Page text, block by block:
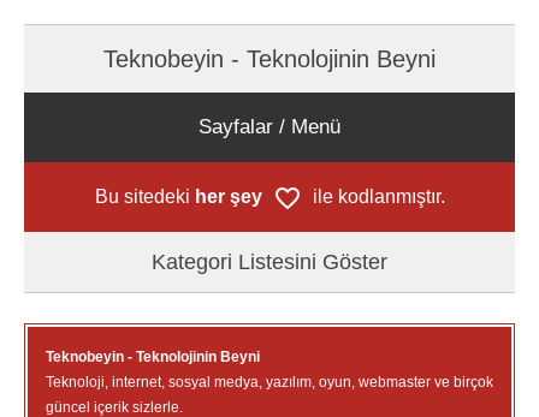
Teknobeyin - Teknolojinin Beyni
Sayfalar / Menü
Bu sitedeki her şey ile kodlanmıştır.
Kategori Listesini Göster
Teknobeyin - Teknolojinin Beyni
Teknoloji, internet, sosyal medya, yazılım, oyun, webmaster ve birçok
güncel içerik sizlerle.